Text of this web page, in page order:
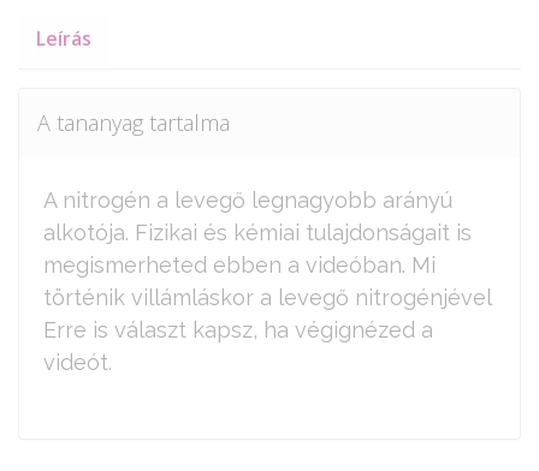
Leírás
A tananyag tartalma
A nitrogén a levegő legnagyobb arányú
alkotója. Fizikai és kémiai tulajdonságait is
megismerheted ebben a videóban. Mi
történik villámláskor a levegő nitrogénjével
Erre is választ kapsz, ha végignézed a
videót.